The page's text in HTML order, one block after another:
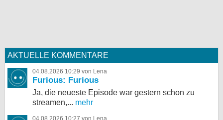
AKTUELLE KOMMENTARE
04.08.2026 10:29 von Lena
Furious: Furious
Ja, die neueste Episode war gestern schon zu
streamen,... mehr
04.08.2026 10:27 von Lena